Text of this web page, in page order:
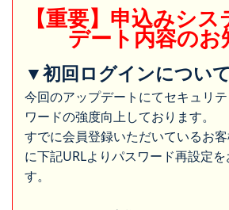
【重要】申込みシ
デート内容のお
▼初回ログインについて
今回のアップデートにてセキュリ
ワードの強度向上しております。
すでに会員登録いただいているお
に下記URLよりパスワード再設定
す。